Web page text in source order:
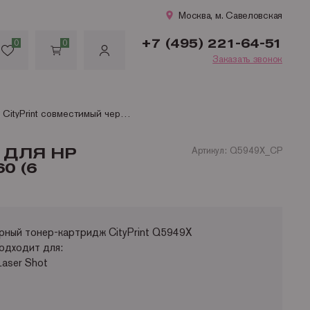
Москва, м. Савеловская
0 0 +7 (495) 221-64-51
Заказать звонок
Q5949X CityPrint совместимый черный тонер-картридж для HP LaserJet 1160/ 1320/ 3390/ 3392; Canon LBP i-Sensys 3300/ 3360 (6 000стр)
HP
(6
Артикул: Q5949X_CP
тонер-картридж CityPrint Q5949X
для:
Shot